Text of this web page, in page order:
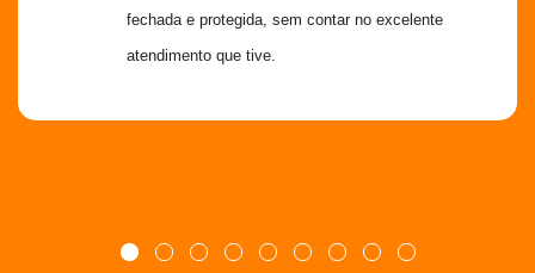
fechada e protegida, sem contar no excelente
atendimento que tive.